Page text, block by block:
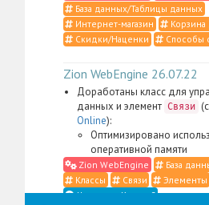
База данных/Таблицы данных
Интернет-магазин
Корзина
Скидки/Наценки
Способы
Zion WebEngine 26.07.22
Доработаны класс для
данных и элемент Связи
Online):
Оптимизировано
оперативной памяти
Zion WebEngine
База
Классы
Связи
Элементы
Что такое Классы?